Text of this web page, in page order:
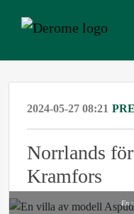
2024-05-27 08:21
Norrlands
Kramfors
En